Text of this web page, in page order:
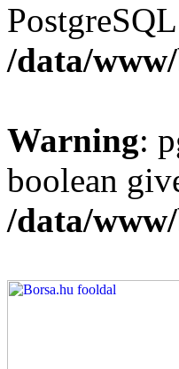
/data/
Warning:
boolean
/data/